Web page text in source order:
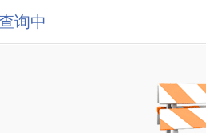
询中